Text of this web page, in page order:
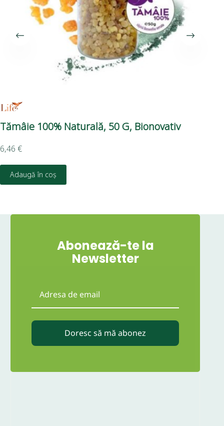
​Tămâie 100% Naturală, 50 G, Bionovativ
6,46 €
Adaugă în coș
Abonează-te la
Newsletter
Doresc să mă abonez